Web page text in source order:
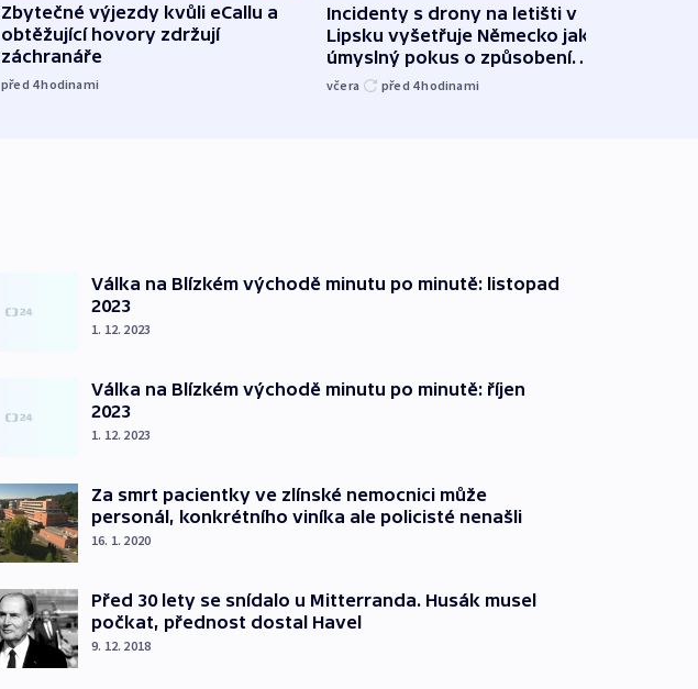
Zbytečné výjezdy kvůli eCallu a
obtěžující hovory zdržují
záchranáře
před 4hodinami
Incidenty s drony na letišti v
Lipsku vyšetřuje Německo jako
úmyslný pokus o způsobení
exploze
včera před 4hodinami
Válka na Blízkém východě minutu po minutě: listopad
2023
1. 12. 2023
Válka na Blízkém východě minutu po minutě: říjen
2023
1. 12. 2023
Za smrt pacientky ve zlínské nemocnici může
personál, konkrétního viníka ale policisté nenašli
16. 1. 2020
Před 30 lety se snídalo u Mitterranda. Husák musel
počkat, přednost dostal Havel
9. 12. 2018